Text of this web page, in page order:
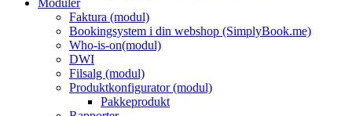
Faktura (modul)
Bookingsystem i din webshop (SimplyBook.me)
Who-is-on(modul)
DWI
Filsalg (modul)
Produktkonfigurator (modul)
Pakkeprodukt